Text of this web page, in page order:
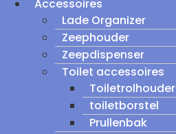
Accessoires
Lade Organizer
Zeephouder
Zeepdispenser
Toilet accessoires
Toiletrolhouder
toiletborstel
Prullenbak